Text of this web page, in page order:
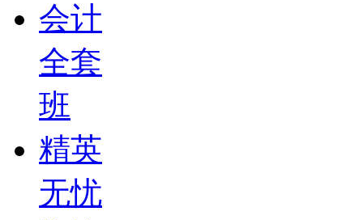
会计
全套
班
精英
无忧